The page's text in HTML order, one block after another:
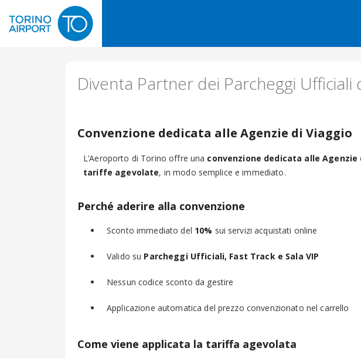
Diventa Partner dei Parcheggi
Convenzione dedicata alle Agenzie di Viaggio
L’Aeroporto di Torino offre una convenzione dedicata alle
tariffe agevolate, in modo semplice e immediato.
Perché aderire alla convenzione
Sconto immediato del 10% sui servizi acquistati online
Valido su Parcheggi Ufficiali, Fast Track e Sala VIP
Nessun codice sconto da gestire
Applicazione automatica del prezzo convenzionato nel carrello
Come viene applicata la tariffa agevolata